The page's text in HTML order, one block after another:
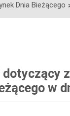
Dnia Bieżącego
dotyczący
w